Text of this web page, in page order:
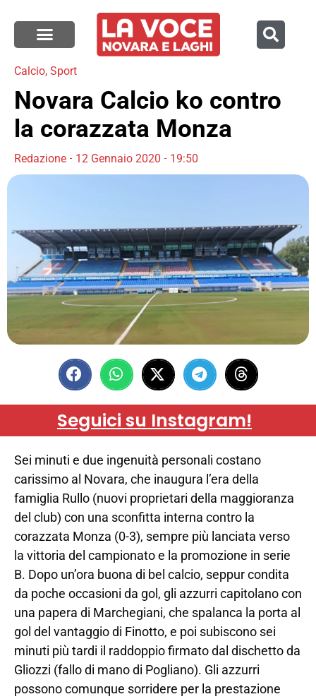
Calcio, Sport
Novara Calcio ko contro
la corazzata Monza
Redazione 12 Gennaio 2020 19:50
Seguici su Instagram!
Sei minuti e due ingenuità personali costano
carissimo al Novara, che inaugura l’era della
famiglia Rullo (nuovi proprietari della maggioranza
del club) con una sconfitta interna contro la
corazzata Monza (0-3), sempre più lanciata verso
la vittoria del campionato e la promozione in serie
B. Dopo un’ora buona di bel calcio, seppur condita
da poche occasioni da gol, gli azzurri capitolano con
una papera di Marchegiani, che spalanca la porta al
gol del vantaggio di Finotto, e poi subiscono sei
minuti più tardi il raddoppio firmato dal dischetto da
Gliozzi (fallo di mano di Pogliano). Gli azzurri
possono comunque sorridere per la prestazione